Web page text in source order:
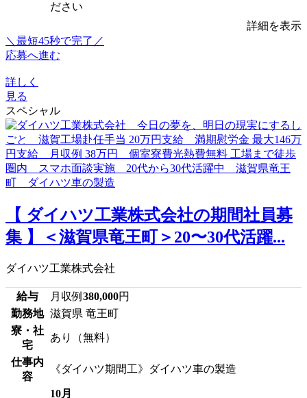
ださい
詳細を表示
＼最短45秒で完了／
応募へ進む
詳しく
見る
スペシャル
【 ダイハツ工業株式会社の期間社員募
集 】＜滋賀県竜王町＞20〜30代活躍...
ダイハツ工業株式会社
給与 月収例 380,000円
勤務地 滋賀県 竜王町
寮・社
宅
あり（無料）
仕事内
容
《ダイハツ期間工》ダイハツ車の製造
10月